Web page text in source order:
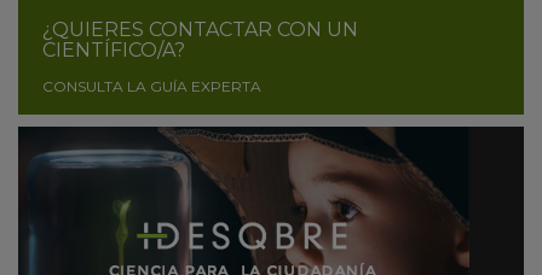
¿QUIERES CONTACTAR CON UN
CIENTÍFICO/A?
CONSULTA LA GUÍA EXPERTA